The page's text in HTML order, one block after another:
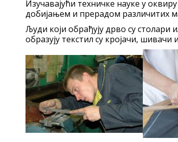
Изучавајући техничке науке у
добијањем и прерадом различитих
Људи који обрађују дрво су столари
образују текстил су кројачи, шивачи